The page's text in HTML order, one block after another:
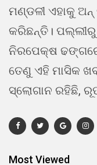
ମଣ୍ଡଳୀ ଏହାକୁ ଅନ୍
କରିଛନ୍ତି।
ନିରପେକ୍ଷ
ତେଣୁ ଏହି ମାସିକ
ସ୍ଲୋଗାନ ରହିଛି,
Most Viewed